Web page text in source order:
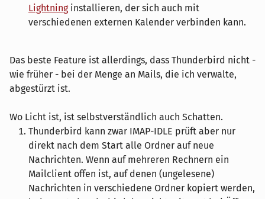
Lightninginstallieren, der sich auch mit
verschiedenen externen Kalender verbinden kann.
Das beste Feature ist allerdings, dass Thunderbird nicht -
wie früher - bei der Menge an Mails, die ich verwalte,
abgestürzt ist.
Wo Licht ist, ist selbstverständlich auch Schatten.
Thunderbird kann zwar IMAP-IDLE prüft aber nur
direkt nach dem Start alle Ordner auf neue
Nachrichten. Wenn auf mehreren Rechnern ein
Mailclient offen ist, auf denen (ungelesene)
Nachrichten in verschiedene Ordner kopiert werden,